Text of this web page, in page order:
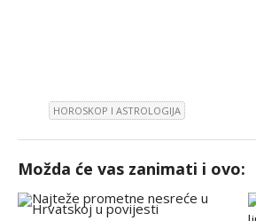
HOROSKOP I ASTROLOGIJA
Možda će vas zanimati i ovo: